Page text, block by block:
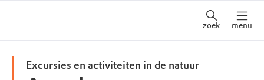
zoek menu
Excursies en activiteiten in de natuur